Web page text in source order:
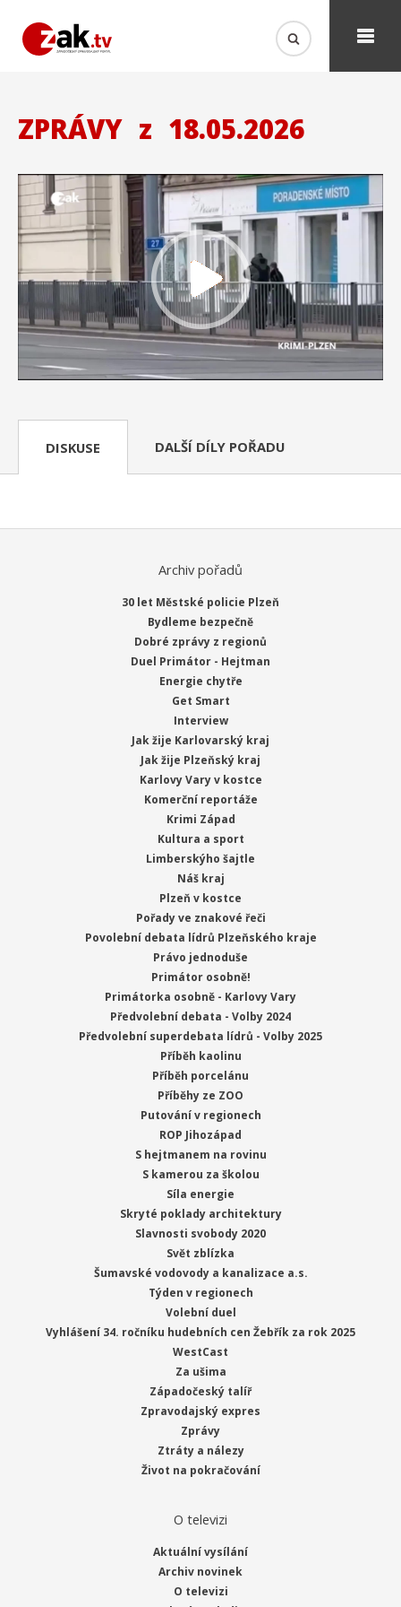
ZPRÁVY z 18.05.2026
DISKUSE DALŠÍ DÍLY POŘADU
Archiv pořadů
30 let Městské policie Plzeň
Bydleme bezpečně
Dobré zprávy z regionů
Duel Primátor - Hejtman
Energie chytře
Get Smart
Interview
Jak žije Karlovarský kraj
Jak žije Plzeňský kraj
Karlovy Vary v kostce
Komerční reportáže
Krimi Západ
Kultura a sport
Limberskýho šajtle
Náš kraj
Plzeň v kostce
Pořady ve znakové řeči
Povolební debata lídrů Plzeňského kraje
Právo jednoduše
Primátor osobně!
Primátorka osobně - Karlovy Vary
Předvolební debata - Volby 2024
Předvolební superdebata lídrů - Volby 2025
Příběh kaolinu
Příběh porcelánu
Příběhy ze ZOO
Putování v regionech
ROP Jihozápad
S hejtmanem na rovinu
S kamerou za školou
Síla energie
Skryté poklady architektury
Slavnosti svobody 2020
Svět zblízka
Šumavské vodovody a kanalizace a.s.
Týden v regionech
Volební duel
Vyhlášení 34. ročníku hudebních cen Žebřík za rok 2025
WestCast
Za ušima
Západočeský talíř
Zpravodajský expres
Zprávy
Ztráty a nálezy
Život na pokračování
O televizi
Aktuální vysílání
Archiv novinek
O televizi